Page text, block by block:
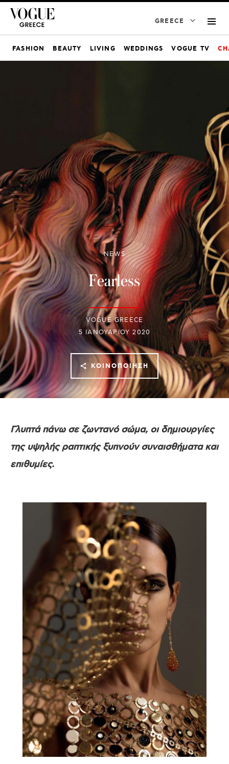
GREECE
FASHION BEAUTY LIVING WEDDINGS VOGUE TV
NEWS
Fearless
VOGUE GREECE
5 ΙΑΝΟΥΑΡΊΟΥ 2020
ΚΟΙΝΟΠΟΊΗΣΗ
Γλυπτά πάνω σε ζωντανό σώμα, οι δημιουργίες
της υψηλής ραπτικής ξυπνούν συναισθήματα και
επιθυμίες.